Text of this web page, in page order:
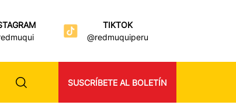
TIKTOK
@redmuquiperu
SUSCRÍBETE AL BOLETÍN